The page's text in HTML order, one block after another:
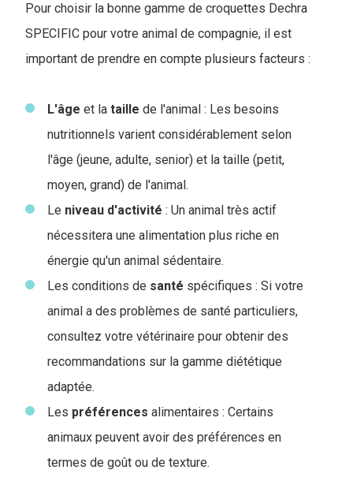
Pour choisir la bonne gamme de croquettes Dechra
SPECIFIC pour votre animal de compagnie, il est
important de prendre en compte plusieurs facteurs :
L'âge et la taille de l'animal : Les besoins
nutritionnels varient considérablement selon
l'âge (jeune, adulte, senior) et la taille (petit,
moyen, grand) de l'animal.
Le niveau d'activité : Un animal très actif
nécessitera une alimentation plus riche en
énergie qu'un animal sédentaire.
Les conditions de santé spécifiques : Si votre
animal a des problèmes de santé particuliers,
consultez votre vétérinaire pour obtenir des
recommandations sur la gamme diététique
adaptée.
Les préférences alimentaires : Certains
animaux peuvent avoir des préférences en
termes de goût ou de texture.